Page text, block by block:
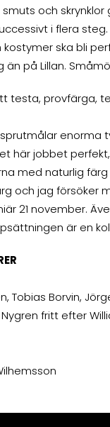
och
i flera
ska bli
än på Lillan.
testa, provfärga,
här jobbet
med naturlig
och jag försöker
21 november.
är en
Tobias Borvin,
fritt efter